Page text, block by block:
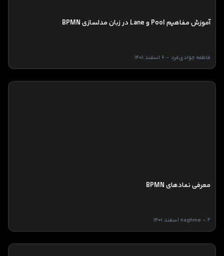
آموزش مفاهیم Pool و Lane در زبان مدلسازی BPMN
فاطمه جوادی‌فرد - 6 اسفند 1401
معرفی نمادهای BPMN
naghme - 2 اسفند 1401